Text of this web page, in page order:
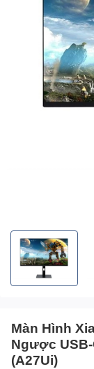
Màn Hình
Ngược
(A27Ui)